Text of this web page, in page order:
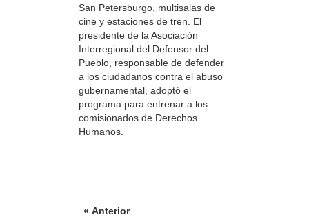
San Petersburgo, multisalas de
cine y estaciones de tren. El
presidente de la Asociación
Interregional del Defensor del
Pueblo, responsable de defender
a los ciudadanos contra el abuso
gubernamental, adoptó el
programa para entrenar a los
comisionados de Derechos
Humanos.
« Anterior